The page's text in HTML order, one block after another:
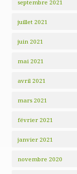
septembre 2021
juillet 2021
juin 2021
mai 2021
avril 2021
mars 2021
février 2021
janvier 2021
novembre 2020